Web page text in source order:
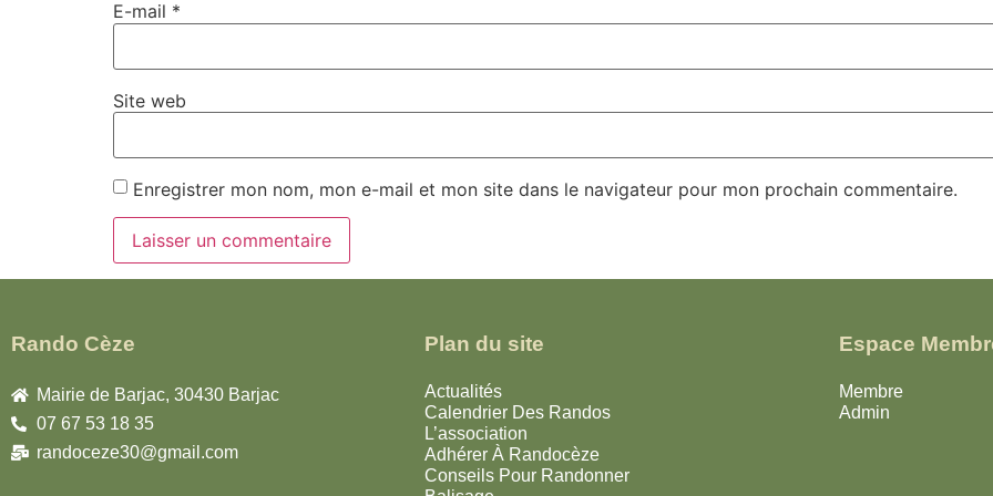
E-mail *
Site web
Enregistrer mon nom, mon e-mail et mon site dans le navigateur pour mon prochain commentaire.
Rando Cèze
Mairie de Barjac, 30430 Barjac
07 67 53 18 35
randoceze30@gmail.com
Plan du site
Actualités
Calendrier Des Randos
L’association
Adhérer À Randocèze
Conseils Pour Randonner
Espace
Membre
Admin